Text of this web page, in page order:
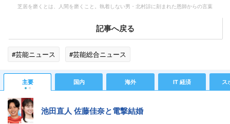
芝居を磨くとは、人間を磨くこと。執着しない男・北村諒に刻まれた恩師からの言葉
記事へ戻る
#芸能ニュース #芸能総合ニュース
主要 国内 海外 IT 経済 ス
池田直人 佐藤佳奈と電撃結婚